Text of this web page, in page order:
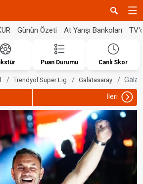
Günün Özeti At Yarışı Bankoları
Puan Durumu Canlı Skor
Trendyol Süper Lig Galatasaray
İleri